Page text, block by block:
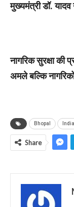
मुख्यमंत्री डॉ.
नागरिक सुरक्षा
अमले बल्कि
Bhopal India
Share